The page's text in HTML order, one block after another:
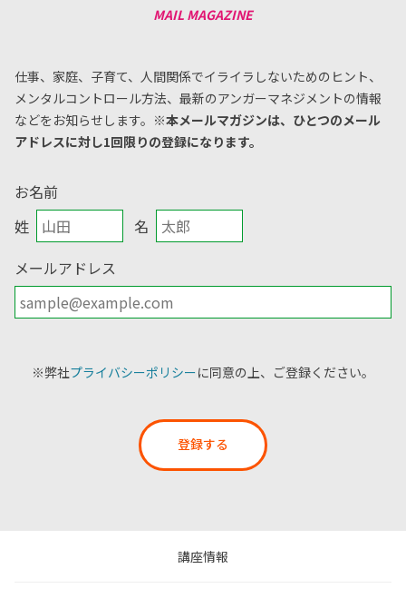
仕事、家庭、子育て、人間関係でイライラしないためのヒント、
メンタルコントロール方法、 最新のアンガーマネジメントの情報
などをお知らせします。 ※本メールマガジンは、ひとつのメール
アドレスに対し1回限りの登録になります。
お名前
姓
名
メールアドレス
※弊社プライバシーポリシーに同意の上、ご登録ください。
登録する
講座情報